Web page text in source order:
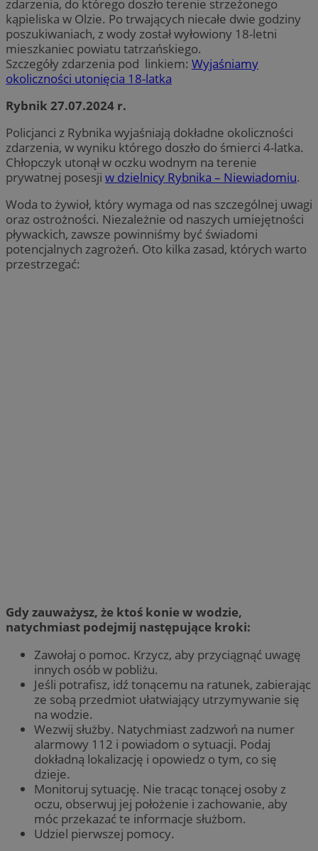
zdarzenia, do którego doszło terenie strzeżonego
kąpieliska w Olzie. Po trwających niecałe dwie godziny
poszukiwaniach, z wody został wyłowiony 18-letni
mieszkaniec powiatu tatrzańskiego.
Szczegóły zdarzenia pod linkiem: Wyjaśniamy
okoliczności utonięcia 18-latka
Rybnik 27.07.2024 r.
Policjanci z Rybnika wyjaśniają dokładne okoliczności
zdarzenia, w wyniku którego doszło do śmierci 4-latka.
Chłopczyk utonął w oczku wodnym na terenie
prywatnej posesji w dzielnicy Rybnika – Niewiadomiu.
Woda to żywioł, który wymaga od nas szczególnej uwagi
oraz ostrożności. Niezależnie od naszych umiejętności
pływackich, zawsze powinniśmy być świadomi
potencjalnych zagrożeń. Oto kilka zasad, których warto
przestrzegać:
Gdy zauważysz, że ktoś konie w wodzie,
natychmiast podejmij następujące kroki:
Zawołaj o pomoc. Krzycz, aby przyciągnąć uwagę
innych osób w pobliżu.
Jeśli potrafisz, idź tonącemu na ratunek, zabierając
ze sobą przedmiot ułatwiający utrzymywanie się
na wodzie.
Wezwij służby. Natychmiast zadzwoń na numer
alarmowy 112 i powiadom o sytuacji. Podaj
dokładną lokalizację i opowiedz o tym, co się
dzieje.
Monitoruj sytuację. Nie tracąc tonącej osoby z
oczu, obserwuj jej położenie i zachowanie, aby
móc przekazać te informacje służbom.
Udziel pierwszej pomocy.